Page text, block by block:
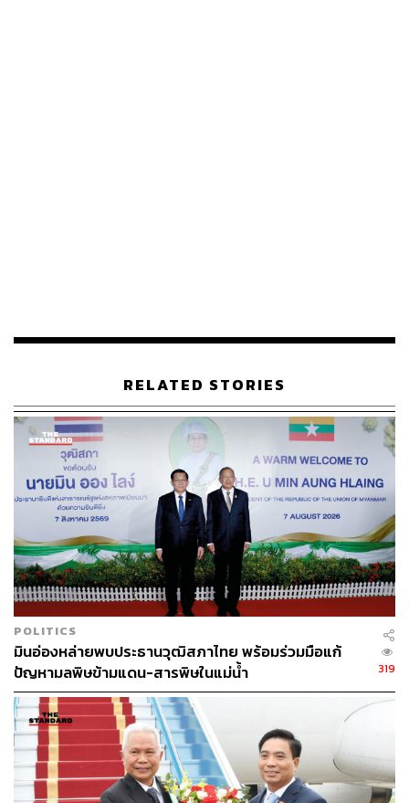
สว. 20 คน ส่งประธานวุฒิสภาเพื่อยื่นศาลรัฐธรรมนูญมีคำสั่ง
ให้ สว. ที่ถูกกล่าวหาหยุดปฏิบัติหน้าที่ชั่วคราวนั้น เทวฤทธิ์
กล่าวว่า ยังไม่สามารถยืนยันได้ เพราะต้องรวมให้ครบ ส่วน
ตัวเห็นว่า จริงอยู่ว่ามาตรา 82 อาจให้บทบาทของศาล
รัฐธรรมนูญในการยับยั้งหรือสั่งให้หยุดปฏิบัติหน้าที่ระหว่างมี
การสอบสวน แต่บทบาทของศาลรัฐธรรมนูญก็ไม่ได้สมดุลกับ
ระบอบประชาธิปไตย เพราะควรจะเป็นเพียงแค่การวินิจฉัย
ข้อกฎหมายต่างๆ แต่ไม่ควรจะมีบทบาทในการถอดถอนผู้
ดำรงตำแหน่งทางการเมือง
นอกจากนี้ เทวฤทธิ์ยังกล่าวว่า วันนี้ครบรอบ 11 ปีของการ
รัฐประหาร 2557 ซึ่งเริ่มมีกระแสดังแว่วขึ้นมา ด้วยความขัด
แย้งทางการเมือง ทั้งแดงและน้ำเงิน ทำให้ประชาชนอาจตั้ง
คำถามกับทางฝ่ายบริหารและฝ่ายนิติบัญญัติ โดยเฉพาะ สว.
เอง ว่ามีความชอบธรรมหรือไม่ แต่ไม่ได้หมายความว่าเรา
จะใช้ช่องทางอื่น หรือใช้บริการอื่น เช่น การเกิดกระแสคิดถึง
ลุงตู่ (พล.อ. ประยุทธ์ จันทร์โอชา) ซึ่งต้องระมัดระวังว่า สิ่งที่
ลุงตู่ทำมา ไม่ว่าจะเป็นเรื่อง คำสั่ง คสช. หรือการออกแบบ
รัฐธรรมนูญ ก็ยังผลมาสู่ปัญหาของรัฐบาลและฝ่ายนิติบัญญัติ
ในปัจจุบัน
RELATED STORIES
POLITICS
มินอ่องหล่ายพบประธานวุฒิสภาไทย พร้อมร่วมมือแก้
ปัญหามลพิษข้ามแดน-สารพิษในแม่น้ำ
319